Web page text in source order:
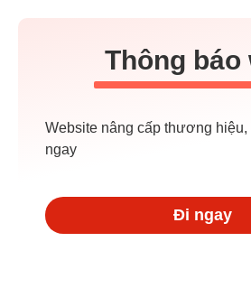
Thông báo
Website nâng cấp thương hiệu,
ngay
Đi ngay